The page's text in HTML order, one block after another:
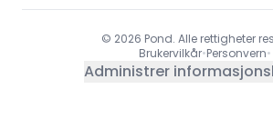
© 2026 Pond. Alle rettigheter
Brukervilkår•Personvern•
Administrer